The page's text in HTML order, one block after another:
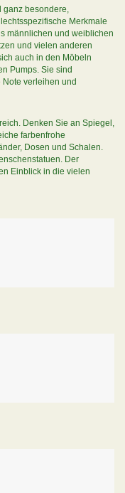
besondere,
Merkmale
männlichen und weiblichen
und vielen anderen
auch in den Möbeln
Pumps. Sie sind
verleihen und
Denken Sie an Spiegel,
farbenfrohe
Dosen und Schalen.
Der
Einblick in die vielen